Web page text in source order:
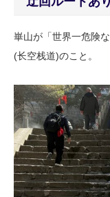
崋山が「世界一危険
(长空栈道)のこと。